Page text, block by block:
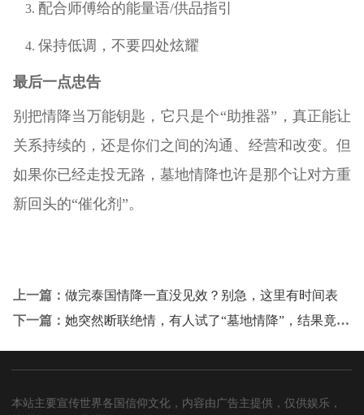
配合师傅给的能量语/供品指引
保持低调，不要四处炫耀
最后一点忠告
别把情降当万能钥匙，它只是个“助推器”，真正能让
关系持续的，还是你们之间的沟通、经营和改变。但
如果你已经走投无路，墓地情降也许是那个让对方重
新回头的“催化剂”。
上一篇： 做完泰国情降一直没见效？别急，这里有时间表
下一篇： 她突然断联绝情，有人试了“墓地情降”，结果竟然…
本站主要宣传世界各国信仰文化，内容由广告主提供，仅供娱乐，